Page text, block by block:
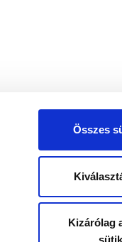
Összes
Kizárólag